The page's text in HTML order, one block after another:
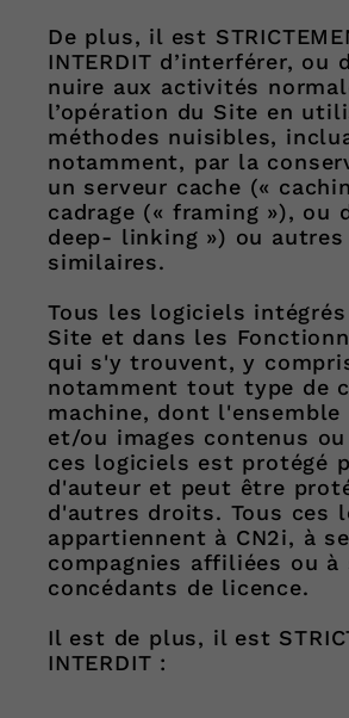
De plus, il est
INTERDIT d’interférer, ou
nuire aux activités
l’opération du Site en
méthodes nuisibles,
notamment, par la
un serveur cache («
cadrage (« framing »), ou
deep- linking ») ou autres
similaires.
Tous les logiciels
Site et dans les
qui s'y trouvent, y
notamment tout type de
machine, dont
et/ou images contenus ou
ces logiciels est protégé
d'auteur et peut être
d'autres droits. Tous ces
appartiennent à CN2i, à
compagnies affiliées ou à
concédants de licence.
Il est de plus, il est
INTERDIT :